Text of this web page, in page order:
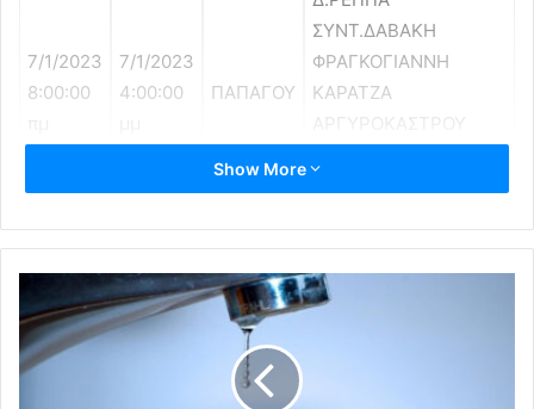
7/1/2023
8:00:00
7/1/2023
4:00:00
ΠΑΠΑΓΟΥ
ΣΥΝΤ.ΔΑΒΑΚΗ
ΦΡΑΓΚΟΓΙΑΝΝΗ
ΚΑΡΑΤΖΑ
ΑΡΓΥΡΟΚΑΣΤΡΟΥ
ΔΙΔΑΣΚΑΛΟΥ
ΠΑΠΑΝΙΚΟΛΗ
ΟΡΦΑΝΟΥΔΑΚΗ
Show More